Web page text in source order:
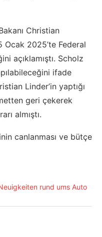
Christian
Ocak 2025’te Federal
açıklamıştı. Scholz
ifade
Linder’in yaptığı
geri çekerek
almıştı.
canlanması ve bütçe